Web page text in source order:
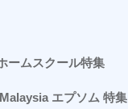
ームスクール特集
エプソム 特集